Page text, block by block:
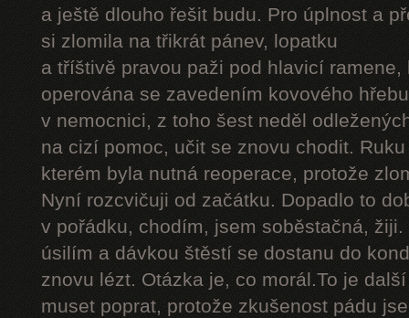
a ještě dlouho řešit budu. Pro úplnost a
si zlomila na třikrát pánev, lopatku
a tříštivě pravou paži pod hlavicí ramene,
operována se zavedením kovového
v nemocnici, z toho šest neděl
na cizí pomoc, učit se znovu chodit.
kterém byla nutná reoperace, protože
Nyní rozcvičuji od začátku. Dopadlo to
v pořádku, chodím, jsem soběstačná,
úsilím a dávkou štěstí se dostanu do
znovu lézt. Otázka je, co morál.To je
muset poprat, protože zkušenost pádu